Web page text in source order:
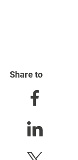
Share to